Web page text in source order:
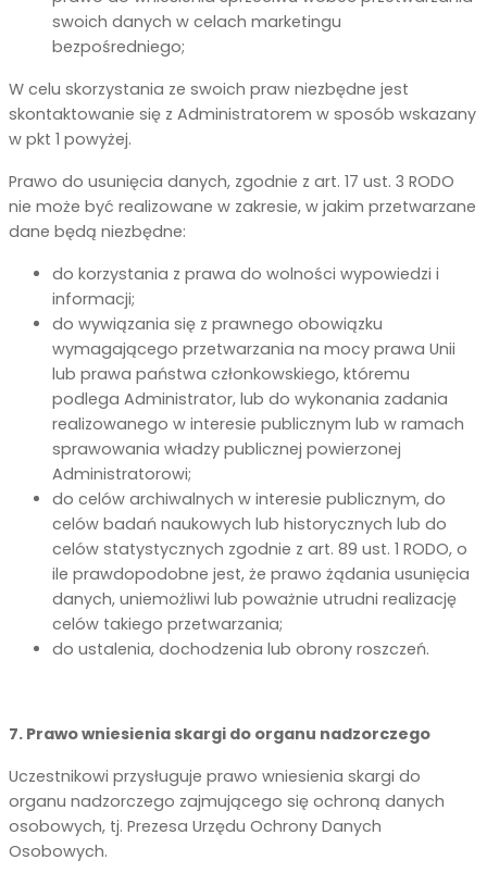
swoich danych w celach marketingu
bezpośredniego;
W celu skorzystania ze swoich praw niezbędne jest
skontaktowanie się z Administratorem w sposób wskazany
w pkt 1 powyżej.
Prawo do usunięcia danych, zgodnie z art. 17 ust. 3 RODO
nie może być realizowane w zakresie, w jakim przetwarzane
dane będą niezbędne:
do korzystania z prawa do wolności wypowiedzi i
informacji;
do wywiązania się z prawnego obowiązku
wymagającego przetwarzania na mocy prawa Unii
lub prawa państwa członkowskiego, któremu
podlega Administrator, lub do wykonania zadania
realizowanego w interesie publicznym lub w ramach
sprawowania władzy publicznej powierzonej
Administratorowi;
do celów archiwalnych w interesie publicznym, do
celów badań naukowych lub historycznych lub do
celów statystycznych zgodnie z art. 89 ust. 1 RODO, o
ile prawdopodobne jest, że prawo żądania usunięcia
danych, uniemożliwi lub poważnie utrudni realizację
celów takiego przetwarzania;
do ustalenia, dochodzenia lub obrony roszczeń.
7. Prawo wniesienia skargi do organu nadzorczego
Uczestnikowi przysługuje prawo wniesienia skargi do
organu nadzorczego zajmującego się ochroną danych
osobowych, tj. Prezesa Urzędu Ochrony Danych
Osobowych.